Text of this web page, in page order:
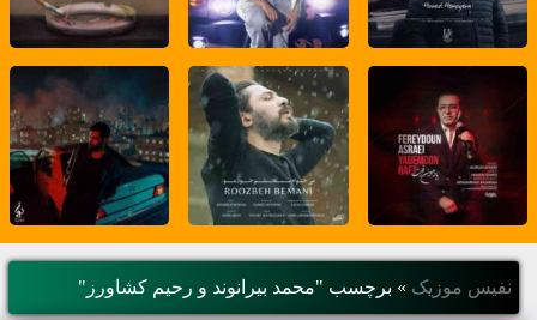
نفیس موزیک » برچسب "محمد بیرانوند و رحیم کشاورز"